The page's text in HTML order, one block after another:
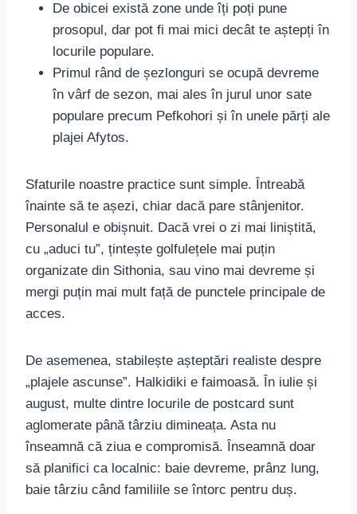
De obicei există zone unde îți poți pune
prosopul, dar pot fi mai mici decât te aștepți în
locurile populare.
Primul rând de șezlonguri se ocupă devreme
în vârf de sezon, mai ales în jurul unor sate
populare precum Pefkohori și în unele părți ale
plajei Afytos.
Sfaturile noastre practice sunt simple. Întreabă
înainte să te așezi, chiar dacă pare stânjenitor.
Personalul e obișnuit. Dacă vrei o zi mai liniștită,
cu „aduci tu”, țintește golfulețele mai puțin
organizate din Sithonia, sau vino mai devreme și
mergi puțin mai mult față de punctele principale de
acces.
De asemenea, stabilește așteptări realiste despre
„plajele ascunse”. Halkidiki e faimoasă. În iulie și
august, multe dintre locurile de postcard sunt
aglomerate până târziu dimineața. Asta nu
înseamnă că ziua e compromisă. Înseamnă doar
să planifici ca localnic: baie devreme, prânz lung,
baie târziu când familiile se întorc pentru duș.